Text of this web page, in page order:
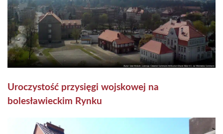
Uroczystość przysięgi wojskowej na
bolesławieckim Rynku